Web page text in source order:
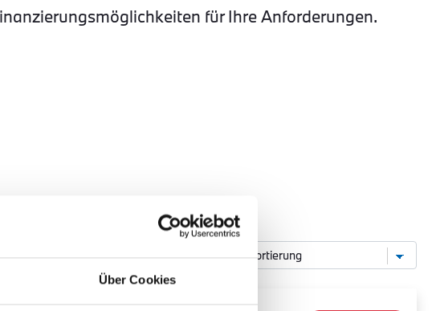
Über Cookies
für Ihre Anforderungen.